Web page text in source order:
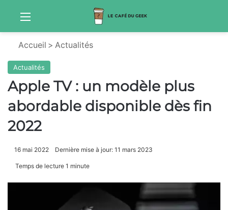
Menu
Accueil > Actualités
Actualités
Apple TV : un modèle plus
abordable disponible dès fin
2022
16 mai 2022 Dernière mise à jour: 11 mars 2023
Temps de lecture 1 minute